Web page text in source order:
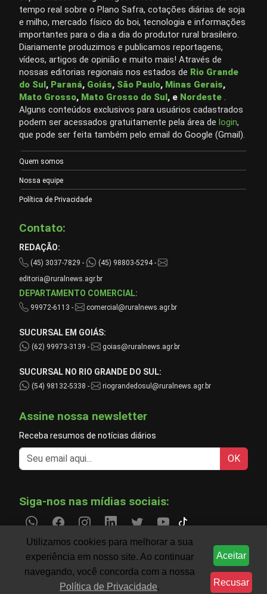
tempo real sobre o Plano Safra, cotações diárias de soja
e milho, mercado físico do boi, tecnologia e informações
importantes para o dia a dia do produtor rural brasileiro.
Diariamente produzimos e publicamos reportagens,
vídeos, artigos de opinião e muito mais! Através de
nossas editorias regionais nos estados de Rio Grande
do Sul, Paraná, Goiás, São Paulo, Minas Gerais,
Mato Grosso, Mato Grosso do Sul, e Nordeste .
Alguns conteúdos exclusivos para usuários cadastrados
podem ser acessados gratuitamente pela área de login,
que pode ser feita também pelo email do Google (Gmail).
Quem somos
Nossa equipe
Política de Privacidade
Contato:
REDAÇÃO:
(45) 3037-7829 -
(45) 98803-5294 -
editoria@ruralnews.agr.br
DEPARTAMENTO COMERCIAL:
99972-6113 - comercial@ruralnews.agr.br
SUCURSAL EM GOIÁS:
(62) 99973-3139 - goias@ruralnews.agr.br
SUCURSAL NO RIO GRANDE DO SUL:
(54) 98132-5338 - riograndedosul@ruralnews.agr.br
Assine nossa newsletter
Receba resumos de notícias diários
OK
Siga-nos nas mídias sociais:
Utilizamos cookies para melhorar a sua
experiência em nosso site. Ao continuar
navegando, você concorda com a nossa
Política de Privacidade.
Aceitar
Recusar
CLIMA Informações do agronegócio temporariamente